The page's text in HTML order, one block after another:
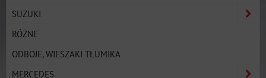
SUZUKI
RÓŻNE
ODBOJE, WIESZAKI TŁUMIKA
MERCEDES